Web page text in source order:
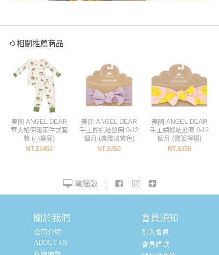
相關推薦商品
美國 ANGEL DEAR
華夫格保暖兩件式套
裝 (小麋鹿)
NT.$1450
美國 ANGEL DEAR
手工蝴蝶結髮圈 0-12
個月 (典雅淡紫色)
NT.$350
美國 ANGEL DEAR
手工蝴蝶結髮圈 0-12
個月 (微笑檸檬)
NT.$350
電腦版
關於我們
公司介紹
ABOUT US
會員須知
加入會員
會員條款